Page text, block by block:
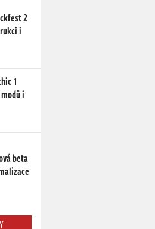
2
i
1
i
beta